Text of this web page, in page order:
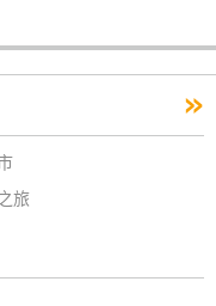
»
旅